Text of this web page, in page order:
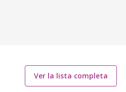
Ver la lista completa